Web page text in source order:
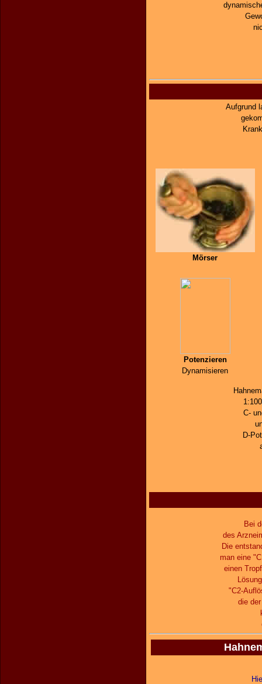
Aufgrund
Mörser
Potenzieren
Dynamisieren
C-
D-
Bei
des
Die
man eine
einen
"C2-
die